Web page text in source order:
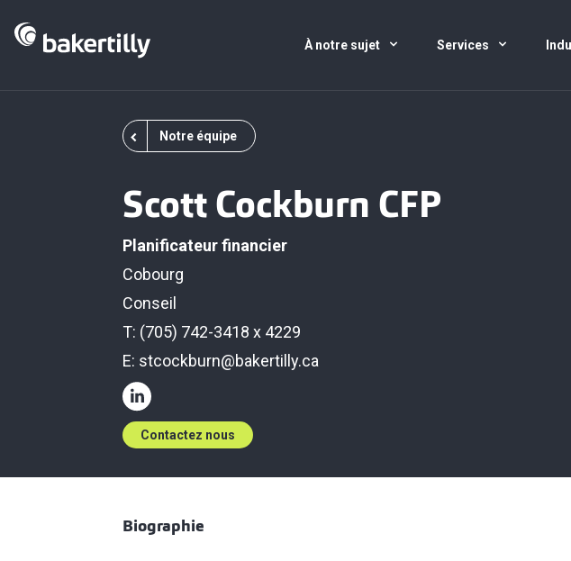
À notre sujet Services
Notre équipe
Scott Cockburn CFP
Planificateur financier
Cobourg
Conseil
T: (705) 742-3418 x 4229
E: stcockburn@bakertilly.ca
Contactez nous
Biographie